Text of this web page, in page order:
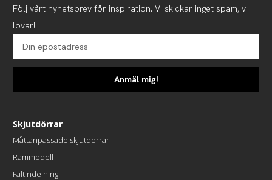
Följ vårt nyhetsbrev för inspiration. Vi skickar inget spam, vi
lovar!
Anmäl mig!
Skjutdörrar
Måttanpassade skjutdörrar
Rammodell
Fältindelning